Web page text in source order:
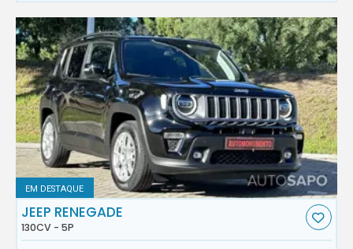
EM DESTAQUE
JEEP RENEGADE
130CV - 5P